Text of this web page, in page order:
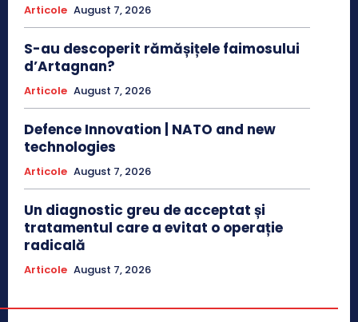
Articole August 7, 2026
S-au descoperit rămășițele faimosului
d’Artagnan?
Articole August 7, 2026
Defence Innovation | NATO and new
technologies
Articole August 7, 2026
Un diagnostic greu de acceptat și
tratamentul care a evitat o operație
radicală
Articole August 7, 2026